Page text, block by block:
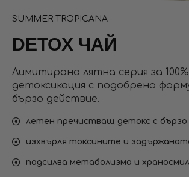
SUMMER TROPICANA
DETOX ЧАЙ
Лимитирана лятна серия за
детоксикация с подобрена
бързо действие.
летен пречистващ детокс с бързо
изхвърля токсините и
подсилва метаболизма и